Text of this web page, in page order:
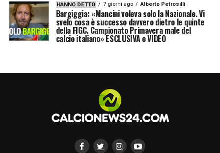
HANNO DETTO 7 giorni ago Alberto Petrosilli
Bargiggia: «Mancini voleva solo la Nazionale. Vi
svelo cosa è successo davvero dietro le quinte
della FIGC. Campionato Primavera male del
calcio italiano» ESCLUSIVA e VIDEO